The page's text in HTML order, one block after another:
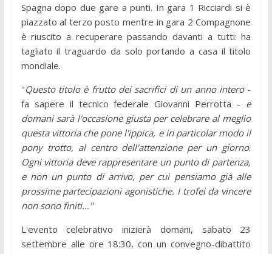
Spagna dopo due gare a punti. In gara 1 Ricciardi si è
piazzato al terzo posto mentre in gara 2 Compagnone
è riuscito a recuperare passando davanti a tutti: ha
tagliato il traguardo da solo portando a casa il titolo
mondiale.
"Questo titolo è frutto dei sacrifici di un anno intero-
fa sapere il tecnico federale Giovanni Perrotta - e
domani sarà l'occasione giusta per celebrare al meglio
questa vittoria che pone l'ippica, e in particolar modo il
pony trotto, al centro dell'attenzione per un giorno.
Ogni vittoria deve rappresentare un punto di partenza,
e non un punto di arrivo, per cui pensiamo già alle
prossime partecipazioni agonistiche. I trofei da vincere
non sono finiti..."
L'evento celebrativo inizierà domani, sabato 23
settembre alle ore 18:30, con un convegno-dibattito